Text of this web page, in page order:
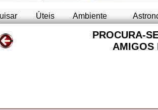
Úteis Ambiente
PROCURA-
AMIGOS